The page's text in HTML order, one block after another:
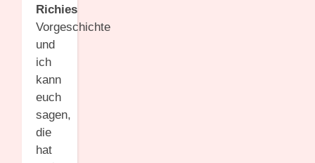
Richies
Vorgeschichte
und
ich
kann
euch
sagen,
die
hat